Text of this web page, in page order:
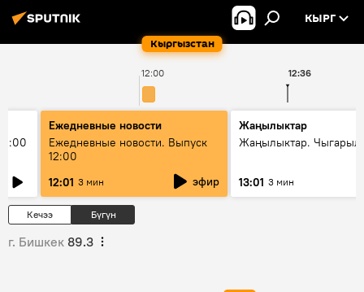
Кыргызстан
КЫРГ
12:00 12:36
Ежедневные новости
Ежедневные новости. Выпуск
12:00
12:01 3 мин эфир
Жаңылыктар
Жаңылыктар.
13:01 3 мин
Кечээ Бүгүн
г. Бишкек 89.3